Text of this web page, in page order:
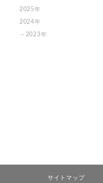
2025年
2024年
～2023年
サイトマップ